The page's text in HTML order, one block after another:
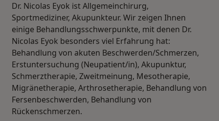
Dr. Nicolas Eyok ist Allgemeinchirurg,
Sportmediziner, Akupunkteur. Wir zeigen Ihnen
einige Behandlungsschwerpunkte, mit denen Dr.
Nicolas Eyok besonders viel Erfahrung hat:
Behandlung von akuten Beschwerden/Schmerzen,
Erstuntersuchung (Neupatient/in), Akupunktur,
Schmerztherapie, Zweitmeinung, Mesotherapie,
Migränetherapie, Arthrosetherapie, Behandlung von
Fersenbeschwerden, Behandlung von
Rückenschmerzen.